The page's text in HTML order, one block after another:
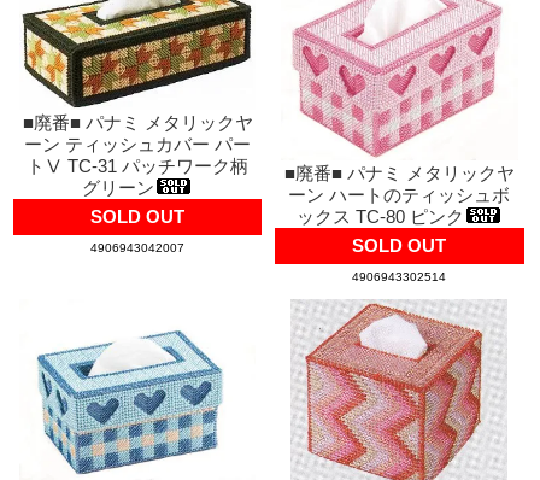
■廃番■ パナミ メタリックヤ
ーン ティッシュカバー パー
トⅤ TC-31 パッチワーク柄
グリーン
SOLD OUT
4906943042007
■廃番■ パナミ メタリックヤ
ーン ハートのティッシュボ
ックス TC-80 ピンク
SOLD OUT
4906943302514